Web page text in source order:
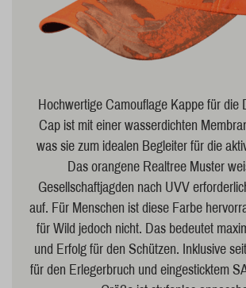
Hochwertige Camouflage Kappe für die
Cap ist mit einer wasserdichten
was sie zum idealen Begleiter für die
Das orangene Realtree Muster
Gesellschaftjagden nach UVV
auf. Für Menschen ist diese Farbe
für Wild jedoch nicht. Das bedeutet
und Erfolg für den Schützen. Inklusive
für den Erlegerbruch und eingesticktem